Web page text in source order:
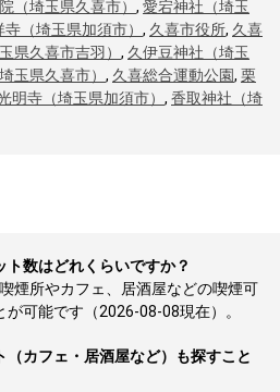
（埼玉県久喜市） , 愛宕神社（埼玉
寺（埼玉県加須市） , 久喜市役所, 久喜
県久喜市吉羽） , 久伊豆神社（埼玉
玉県久喜市） , 久喜総合運動公園, 栗
明寺（埼玉県加須市） , 香取神社（埼
数はどれくらいですか？
煙所やカフェ、居酒屋などの喫煙可
可能です（2026-08-08現在）。
（カフェ・居酒屋など）も探すこと